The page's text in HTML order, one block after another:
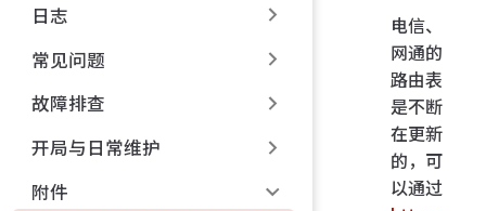
日志
常见问题
故障排查
开局与日常维护
附件
电信、
网通的
路由表
是不断
在更新
的，可
以通过